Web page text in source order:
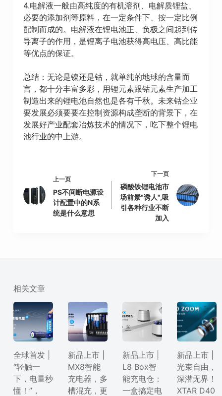
4.电解液一般由高纯度的有机溶剂、电解质锂盐、
必要的添加剂等原料，在一定条件下、按一定比例
配制而成的。电解液在锂电池正、负极之间起到传
导离子的作用，是锂离子电池获得高电压、高比能
等优点的保证。
总结：无论是镍还是钴，就单纯的地球的含量而
言，都十分丰富多彩，用锂元素跟钴元素生产加工
制造出来的锂电池自然也是各有千秋。未来钴企业
要发展必须要要在控制资源构成垄断的背景下，在
发展好产业配套冶炼技术的情况下，吃下整个锂电
池行业的中上游。
上一页
PS不间断电源设
计配置中的N系
统是什么意思
下一页
磷酸铁锂电池市
场前景"诱人",吸
引各种行业不断
加入
相关文章
全球首发 |
“轻触一
下，电量秒
懂！”，
新品上市 |
MX8智能
充电器，多
槽混充，更
新品上市 |
L8 Box智
能充电仓：
一盒搞定电
新品上市 |
光束自由，
深潜无界！
XTAR D40